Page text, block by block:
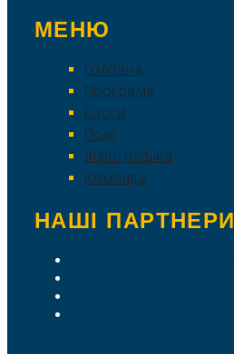
МЕНЮ
Головна
Програма
Блоги
Події
Інфографіка
Команда
НАШІ ПАРТНЕРИ